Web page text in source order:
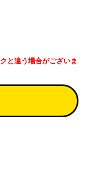
と違う場合がございま